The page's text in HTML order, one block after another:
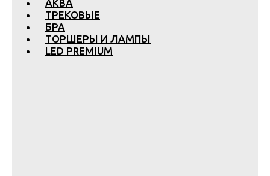
АКВА
ТРЕКОВЫЕ
БРА
ТОРШЕРЫ И ЛАМПЫ
LED PREMIUM